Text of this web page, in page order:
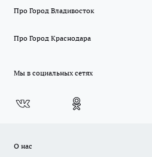
Про Город Владивосток
Про Город Краснодара
Мы в социальных сетях
О нас